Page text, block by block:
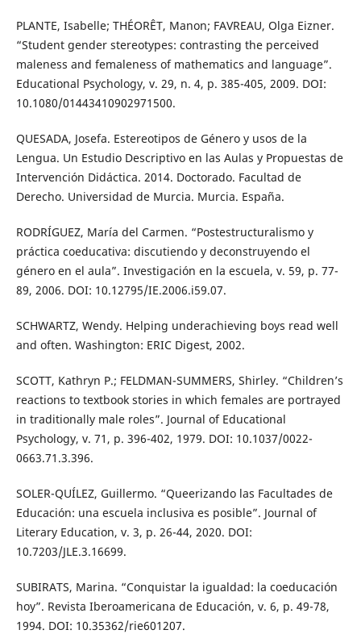
PLANTE, Isabelle; THÉORÊT, Manon; FAVREAU, Olga Eizner.
“Student gender stereotypes: contrasting the perceived
maleness and femaleness of mathematics and language”.
Educational Psychology, v. 29, n. 4, p. 385-405, 2009. DOI:
10.1080/01443410902971500.
QUESADA, Josefa. Estereotipos de Género y usos de la
Lengua. Un Estudio Descriptivo en las Aulas y Propuestas de
Intervención Didáctica. 2014. Doctorado. Facultad de
Derecho. Universidad de Murcia. Murcia. España.
RODRÍGUEZ, María del Carmen. “Postestructuralismo y
práctica coeducativa: discutiendo y deconstruyendo el
género en el aula”. Investigación en la escuela, v. 59, p. 77-
89, 2006. DOI: 10.12795/IE.2006.i59.07.
SCHWARTZ, Wendy. Helping underachieving boys read well
and often. Washington: ERIC Digest, 2002.
SCOTT, Kathryn P.; FELDMAN-SUMMERS, Shirley. “Children’s
reactions to textbook stories in which females are portrayed
in traditionally male roles”. Journal of Educational
Psychology, v. 71, p. 396-402, 1979. DOI: 10.1037/0022-
0663.71.3.396.
SOLER-QUÍLEZ, Guillermo. “Queerizando las Facultades de
Educación: una escuela inclusiva es posible”. Journal of
Literary Education, v. 3, p. 26-44, 2020. DOI:
10.7203/JLE.3.16699.
SUBIRATS, Marina. “Conquistar la igualdad: la coeducación
hoy”. Revista Iberoamericana de Educación, v. 6, p. 49-78,
1994. DOI: 10.35362/rie601207.